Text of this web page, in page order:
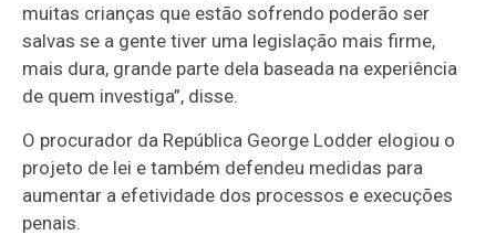
muitas crianças que estão sofrendo poderão ser
salvas se a gente tiver uma legislação mais firme,
mais dura, grande parte dela baseada na experiência
de quem investiga”, disse.
O procurador da República George Lodder elogiou o
projeto de lei e também defendeu medidas para
aumentar a efetividade dos processos e execuções
penais.